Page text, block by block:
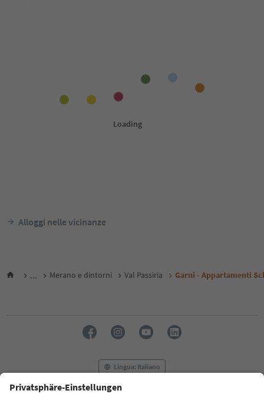
Alloggi nelle vicinanze
... Merano e dintorni Val Passiria Garni - Appartamenti
Lingua: Italiano